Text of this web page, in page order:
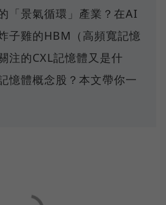
「景氣循環」產業？在AI
子雞的HBM（高頻寬記憶
注的CXL記憶體又是什
憶體概念股？本文帶你一